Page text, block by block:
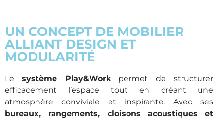
UN CONCEPT DE MOBILIER
ALLIANT DESIGN ET
MODULARITÉ
Le système Play&Workpermet de structurer
efficacement l’espace tout en créant une
atmosphère conviviale et inspirante. Avec ses
bureaux, rangements, cloisons acoustiques et